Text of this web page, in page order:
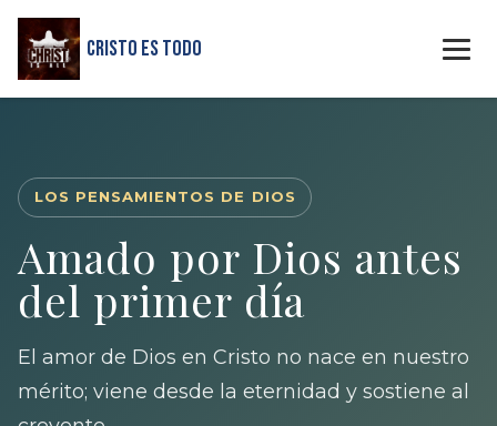
Cristo Es Todo
LOS PENSAMIENTOS DE DIOS
Amado por Dios antes
del primer día
El amor de Dios en Cristo no nace en nuestro
mérito; viene desde la eternidad y sostiene al